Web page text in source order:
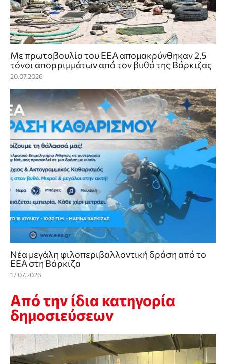
Με πρωτοβουλία του ΕΕΑ απομακρύνθηκαν 2,5
τόνοι απορριμμάτων από τον βυθό της Βάρκιζας
20.07.2026
Νέα μεγάλη φιλοπεριβαλλοντική δράση από το
ΕΕΑ στη Βάρκιζα
17.07.2026
Από την ίδια κατηγορία
δημοσιεύσεων